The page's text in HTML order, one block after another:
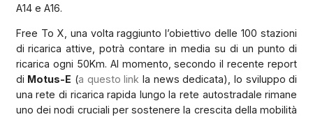
A14 e A16.
Free To X, una volta raggiunto l’obiettivo delle 100 stazioni
di ricarica attive, potrà contare in media su di un punto di
ricarica ogni 50Km. Al momento, secondo il recente report
di Motus-E (a questo link la news dedicata), lo sviluppo di
una rete di ricarica rapida lungo la rete autostradale rimane
uno dei nodi cruciali per sostenere la crescita della mobilità